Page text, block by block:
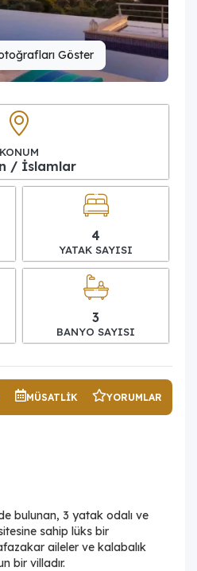
Göster
KONUM
/ İslamlar
4
YATAK SAYISI
3
BANYO SAYISI
MÜSATLIK YORUMLAR
bulunan, 3 yatak odalı ve
sahip lüks bir
aileler ve kalabalık
bir villadır.